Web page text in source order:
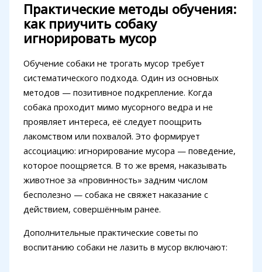
Практические методы обучения:
как приучить собаку
игнорировать мусор
Обучение собаки не трогать мусор требует
систематического подхода. Один из основных
методов — позитивное подкрепление. Когда
собака проходит мимо мусорного ведра и не
проявляет интереса, её следует поощрить
лакомством или похвалой. Это формирует
ассоциацию: игнорирование мусора — поведение,
которое поощряется. В то же время, наказывать
животное за «провинность» задним числом
бесполезно — собака не свяжет наказание с
действием, совершённым ранее.
Дополнительные практические советы по
воспитанию собаки не лазить в мусор включают: